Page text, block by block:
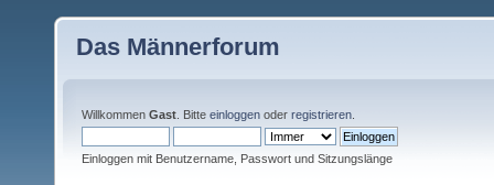
Das Männerforum
Willkommen Gast . Bitte einloggen oder registrieren
Einloggen mit Benutzername, Passwort und Sitzungslänge